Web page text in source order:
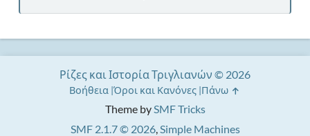
Theme bySMF Tricks
SMF 2.1.7 © 2026,Simple Machines
Ρίζες και Ιστορία Τριγλιανών © 2026
Βοήθεια Όροι και Κανόνες Πάνω